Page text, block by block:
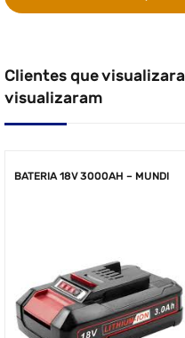
Clientes que
visualizaram
BATERIA 18V 3000AH – MUNDI